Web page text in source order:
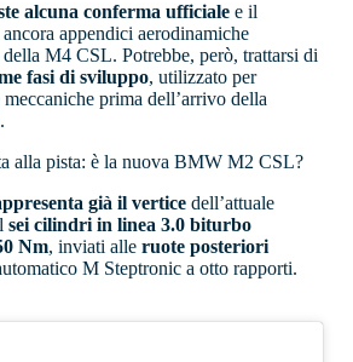
alcuna conferma ufficiale e il
appendici aerodinamiche
M4 CSL. Potrebbe, però, trattarsi di
fasi di sviluppo, utilizzato per
prima dell’arrivo della
alla pista: è la nuova BMW M2 CSL?
già il vertice dell’attuale
sei cilindri in linea 3.0 biturbo
Nm, inviati alle ruote posteriori
M Steptronic a otto rapporti.